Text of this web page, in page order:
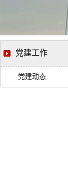
党建工作
党建动态